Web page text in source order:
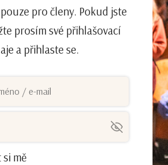
pro členy. Pokud jste
prosím své přihlašovací
a přihlaste se.
si mě